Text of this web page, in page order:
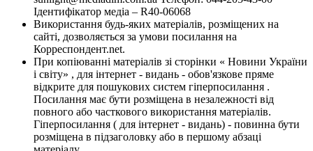
Ідентифікатор медіа – R40-06068
Використання будь-яких матеріалів, розміщених на
сайті, дозволяється за умови посилання на
Корреспондент.net.
При копіюванні матеріалів зі сторінки « Новини України
і світу» , для інтернет - видань - обов'язкове пряме
відкрите для пошукових систем гіперпосилання .
Посилання має бути розміщена в незалежності від
повного або часткового використання матеріалів.
Гіперпосилання ( для інтернет - видань) - повинна бути
розміщена в підзаголовку або в першому абзаці